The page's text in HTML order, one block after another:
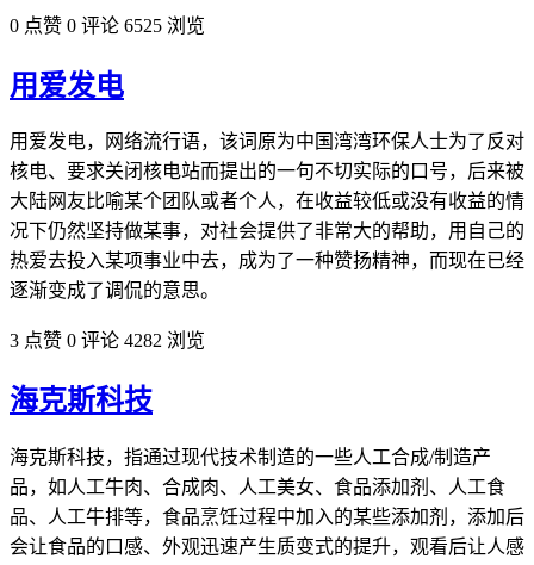
0 点赞 0 评论 6525 浏览
用爱发电
用爱发电，网络流行语，该词原为中国湾湾环保人士为了反对
核电、要求关闭核电站而提出的一句不切实际的口号，后来被
大陆网友比喻某个团队或者个人，在收益较低或没有收益的情
况下仍然坚持做某事，对社会提供了非常大的帮助，用自己的
热爱去投入某项事业中去，成为了一种赞扬精神，而现在已经
逐渐变成了调侃的意思。
3 点赞 0 评论 4282 浏览
海克斯科技
海克斯科技，指通过现代技术制造的一些人工合成/制造产
品，如人工牛肉、合成肉、人工美女、食品添加剂、人工食
品、人工牛排等，食品烹饪过程中加入的某些添加剂，添加后
会让食品的口感、外观迅速产生质变式的提升，观看后让人感